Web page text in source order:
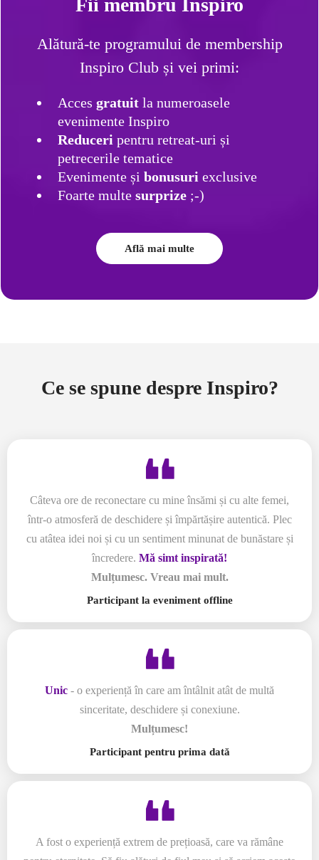
Fii membru Inspiro
Alătură-te programului de membership
Inspiro Club și vei primi:
Acces gratuit la numeroasele
evenimente Inspiro
Reduceri pentru retreat-uri și
petrecerile tematice
Evenimente și bonusuri exclusive
Foarte multe surprize ;-)
Află mai multe
Ce se spune despre Inspiro?
Câteva ore de reconectare cu mine însămi și cu alte femei,
într-o atmosferă de deschidere și împărtășire autentică. Plec
cu atâtea idei noi și cu un sentiment minunat de bunăstare și
încredere. Mă simt inspirată!
Mulțumesc. Vreau mai mult.
Participant la eveniment offline
Unic - o experiență în care am întâlnit atât de multă
sinceritate, deschidere și conexiune.
Mulțumesc!
Participant pentru prima dată
A fost o experiență extrem de prețioasă, care va rămâne